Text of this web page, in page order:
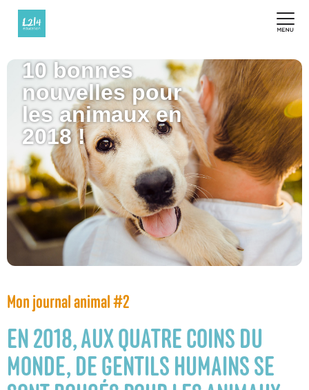
10 bonnes
nouvelles pour
les animaux en
2018 !
Mon journal animal #2
EN 2018, AUX QUATRE COINS DU
MONDE, DE GENTILS HUMAINS SE